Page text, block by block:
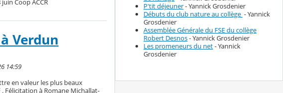
Coop ACCR
Verdun
14:59
en valeur les plus beaux
Félicitation à Romane Michallat-
P'tit déjeuner- Yannick Grosdenier
Débuts du club nature au collège - Yannick
Grosdenier
Assemblée Générale du FSE du collège
Robert Desnos- Yannick Grosdenier
Les promeneurs du net- Yannick
Grosdenier